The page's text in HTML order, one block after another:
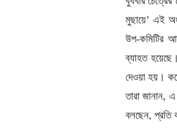
মুছায়ে’ এই
উপ-কমিটির
ব্যাহত
দেওয়া হয়।
তারা জানান,
বলছেন, প্রতি